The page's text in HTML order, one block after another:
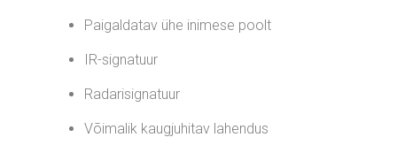
Paigaldatav ühe inimese poolt
IR-signatuur
Radarisignatuur
Võimalik kaugjuhitav lahendus